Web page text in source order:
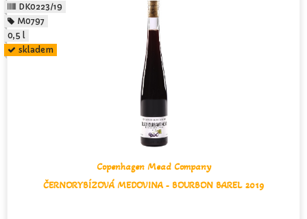
Copenhagen Mead Company
ČERNORYBÍZOVÁ MEDOVINA - BOURBON BAREL 2019
DK0223/19
M0797
0,5 l
skladem